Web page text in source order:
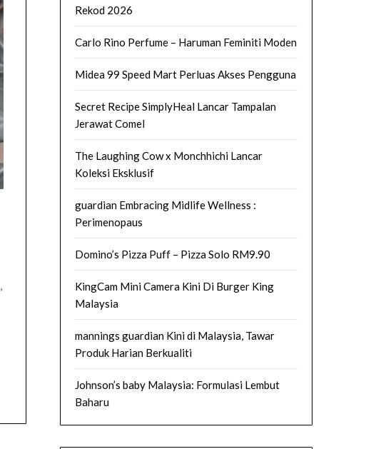
Rekod 2026
Carlo Rino Perfume – Haruman Feminiti Moden
Midea 99 Speed Mart Perluas Akses Pengguna
Secret Recipe SimplyHeal Lancar Tampalan
Jerawat Comel
The Laughing Cow x Monchhichi Lancar
Koleksi Eksklusif
guardian Embracing Midlife Wellness :
Perimenopaus
Domino’s Pizza Puff – Pizza Solo RM9.90
KingCam Mini Camera Kini Di Burger King
Malaysia
mannings guardian Kini di Malaysia, Tawar
Produk Harian Berkualiti
Johnson’s baby Malaysia: Formulasi Lembut
Baharu